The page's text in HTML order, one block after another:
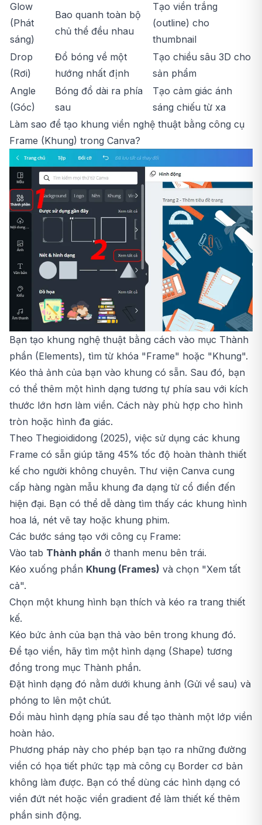
Glow
(Phát
sáng)
Bao quanh toàn bộ
chủ thể đều nhau
Tạo viền trắng
(outline) cho
thumbnail
Drop
(Rơi)
Đổ bóng về một
hướng nhất định
Tạo chiều sâu 3D cho
sản phẩm
Angle
(Góc)
Bóng đổ dài ra phía
sau
Tạo cảm giác ánh
sáng chiếu từ xa
Làm sao để tạo khung viền nghệ thuật bằng công cụ
Frame (Khung) trong Canva?
Bạn tạo khung nghệ thuật bằng cách vào mục Thành
phần (Elements), tìm từ khóa "Frame" hoặc "Khung".
Kéo thả ảnh của bạn vào khung có sẵn. Sau đó, bạn
có thể thêm một hình dạng tương tự phía sau với kích
thước lớn hơn làm viền. Cách này phù hợp cho hình
tròn hoặc hình đa giác.
Theo Thegioididong (2025), việc sử dụng các khung
Frame có sẵn giúp tăng 45% tốc độ hoàn thành thiết
kế cho người không chuyên. Thư viện Canva cung
cấp hàng ngàn mẫu khung đa dạng từ cổ điển đến
hiện đại. Bạn có thể dễ dàng tìm thấy các khung hình
hoa lá, nét vẽ tay hoặc khung phim.
Các bước sáng tạo với công cụ Frame:
Vào tab Thành phần ở thanh menu bên trái.
Kéo xuống phần Khung (Frames) và chọn "Xem tất
cả".
Chọn một khung hình bạn thích và kéo ra trang thiết
kế.
Kéo bức ảnh của bạn thả vào bên trong khung đó.
Để tạo viền, hãy tìm một hình dạng (Shape) tương
đồng trong mục Thành phần.
Đặt hình dạng đó nằm dưới khung ảnh (Gửi về sau) và
phóng to lên một chút.
Đổi màu hình dạng phía sau để tạo thành một lớp viền
hoàn hảo.
Phương pháp này cho phép bạn tạo ra những đường
viền có họa tiết phức tạp mà công cụ Border cơ bản
không làm được. Bạn có thể dùng các hình dạng có
viền đứt nét hoặc viền gradient để làm thiết kế thêm
phần sinh động.